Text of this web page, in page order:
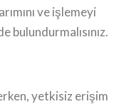
ve işlemeyi
yetkisiz erişim